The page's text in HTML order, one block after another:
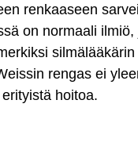
renkaaseen
on normaali
rengas ei
hoitoa.